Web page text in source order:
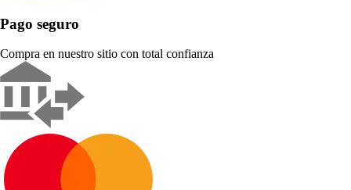
Pago seguro
Compra en nuestro sitio con total confianza